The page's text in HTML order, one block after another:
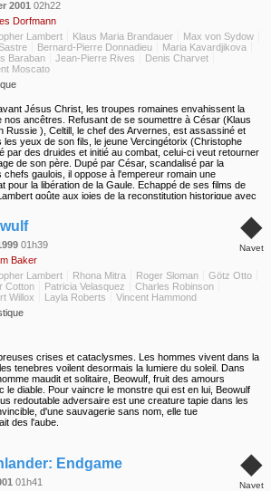
2001 02h22
Dorfmann
Lambert
Klaus Maria Brandauer
Max von Sydow
Bernard-Pierre Donnadieu
Maria Kavardjikova
Baraban
Jean-Pierre Rives
Denis Charvet
Moscato
Jésus Christ, les troupes romaines envahissent la
nos ancêtres. Refusant de se soumettre à César (Klaus
Russie ), Celtill, le chef des Arvernes, est assassiné et
les yeux de son fils, le jeune Vercingétorix (Christophe
par des druides et initié au combat, celui-ci veut retourner
de son père. Dupé par César, scandalisé par la
gaulois, il oppose à l'empereur romain une
pour la libération de la Gaule. Echappé de ses films de
goûte aux joies de la reconstitution historique avec
) en druide, Inès Sastre ( Par-delà les nuages )
guerrier, et Bernard-Pierre Donnadieu qui avait déjà
Dorfmann dans Agaguk .
◆
Navet
01h39
Baker
Lambert
Rhona Mitra Roger Sloman
Götz Otto
Cotton
Patricia Velasquez
Charles Robinson
Willox
Layla Roberts
Vincent Hammond
crises et cataclysmes. Les hommes vivent dans la
tenebres voilent desormais la lumiere du soleil. Dans
maudit et solitaire, Beowulf, fruit des amours
le diable. Pour vaincre le monstre qui est en lui, Beowulf
redoutable adversaire est une creature tapie dans les
d'une sauvagerie sans nom, elle tue
des l'aube.
◆
Navet
Endgame
01h41